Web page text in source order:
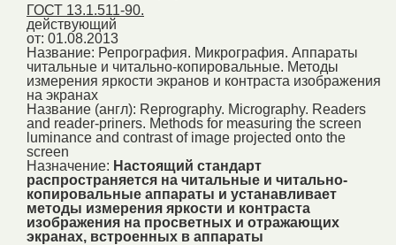
ГОСТ 13.1.511-90.
действующий
от: 01.08.2013
Название: Репрография. Микрография. Аппараты
читальные и читально-копировальные. Методы
измерения яркости экранов и контраста изображения
на экранах
Название (англ): Reprography. Micrography. Readers
and reader-priners. Methods for measuring the screen
luminance and contrast of image projected onto the
screen
Назначение: Настоящий стандарт
распространяется на читальные и читально-
копировальные аппараты и устанавливает
методы измерения яркости и контраста
изображения на просветных и отражающих
экранах, встроенных в аппараты